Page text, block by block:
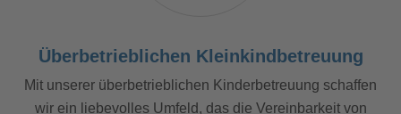
Überbetrieblichen Kleinkindbetreuung
Mit unserer überbetrieblichen Kinderbetreuung schaffen
wir ein liebevolles Umfeld, das die Vereinbarkeit von